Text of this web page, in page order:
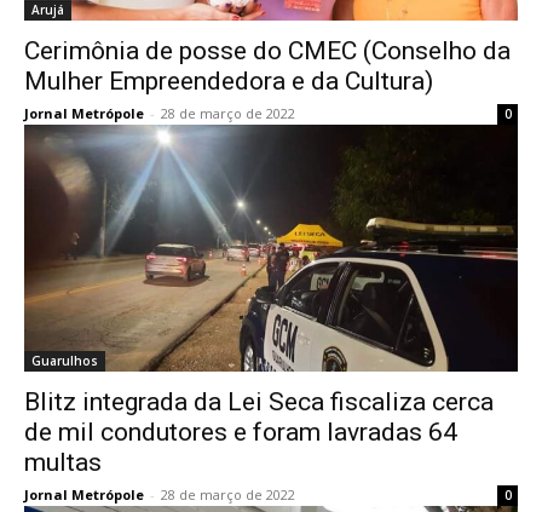
Arujá
Cerimônia de posse do CMEC (Conselho da
Mulher Empreendedora e da Cultura)
Jornal Metrópole - 28 de março de 2022 0
Guarulhos
Blitz integrada da Lei Seca fiscaliza cerca
de mil condutores e foram lavradas 64
multas
Jornal Metrópole - 28 de março de 2022 0